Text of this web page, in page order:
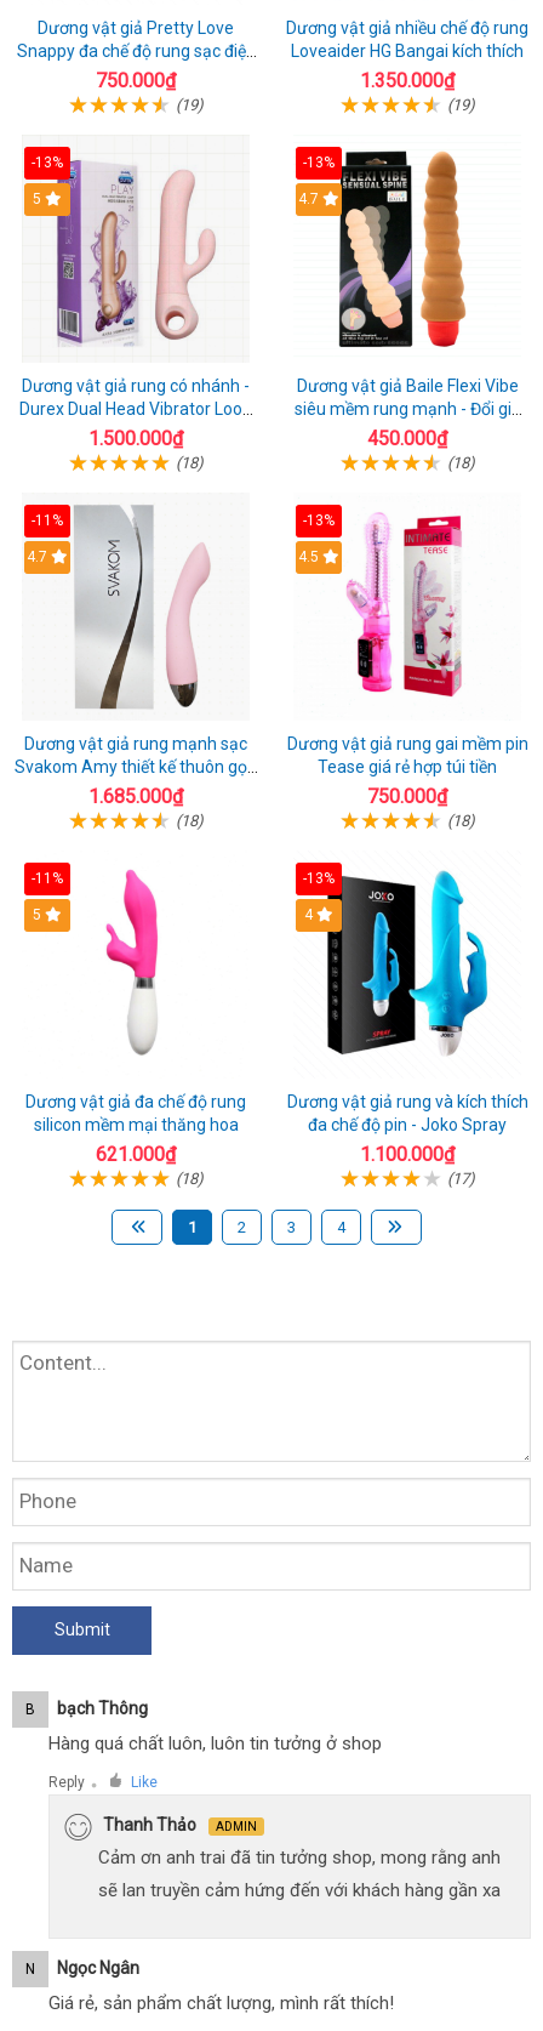
Dương vật giả Pretty Love
Snappy đa chế độ rung sạc điện
kích thích nữ
750.000₫
(19)
Dương vật giả nhiều chế độ rung
Loveaider HG Bangai kích thích
1.350.000₫
(19)
-13%
5
Dương vật giả rung có nhánh -
Durex Dual Head Vibrator Loop
21
1.500.000₫
(18)
-13%
4.7
Dương vật giả Baile Flexi Vibe
siêu mềm rung mạnh - Đổi gió
cuộc yêu mới
450.000₫
(18)
-11%
4.7
Dương vật giả rung mạnh sạc
Svakom Amy thiết kế thuôn gọn
dễ dùng
1.685.000₫
(18)
-13%
4.5
Dương vật giả rung gai mềm pin
Tease giá rẻ hợp túi tiền
750.000₫
(18)
-11%
5
Dương vật giả đa chế độ rung
silicon mềm mại thăng hoa
621.000₫
(18)
-13%
4
Dương vật giả rung và kích thích
đa chế độ pin - Joko Spray
1.100.000₫
(17)
1 2 3 4
B Bạch Thông
Hàng quá chất luôn, luôn tin tưởng ở shop
Reply ● Like
Thanh Thảo ADMIN
Cảm ơn anh trai đã tin tưởng shop, mong rằng anh
sẽ lan truyền cảm hứng đến với khách hàng gần xa
N Ngọc Ngân
Giá rẻ, sản phẩm chất lượng, mình rất thích!